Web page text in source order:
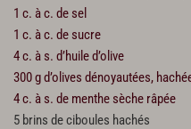
1 c. à c. de sel
1 c. à c. de sucre
4 c. à s. d’huile d’olive
300 g d’olives dénoyautées,
4 c. à s. de menthe sèche râpée
5 brins de ciboules hachés